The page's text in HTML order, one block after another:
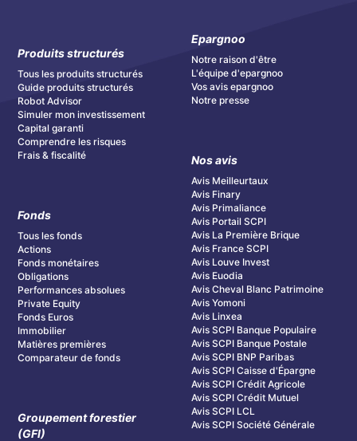
Produits structurés
Tous les produits structurés
Guide produits structurés
Robot Advisor
Simuler mon investissement
Capital garanti
Comprendre les risques
Frais & fiscalité
Fonds
Tous les fonds
Actions
Fonds monétaires
Obligations
Performances absolues
Private Equity
Fonds Euros
Immobilier
Matières premières
Comparateur de fonds
Groupement forestier
(GFI)
Epargnoo
Notre raison d'être
L'équipe d'epargnoo
Vos avis epargnoo
Notre presse
Nos avis
Avis Meilleurtaux
Avis Finary
Avis Primaliance
Avis Portail SCPI
Avis La Première Brique
Avis France SCPI
Avis Louve Invest
Avis Euodia
Avis Cheval Blanc Patrimoine
Avis Yomoni
Avis Linxea
Avis SCPI Banque Populaire
Avis SCPI Banque Postale
Avis SCPI BNP Paribas
Avis SCPI Caisse d'Épargne
Avis SCPI Crédit Agricole
Avis SCPI Crédit Mutuel
Avis SCPI LCL
Avis SCPI Société Générale